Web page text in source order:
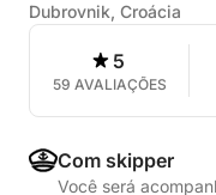
Dubrovnik, Croácia
5
59 AVALIAÇÕES
Com skipper
Você será